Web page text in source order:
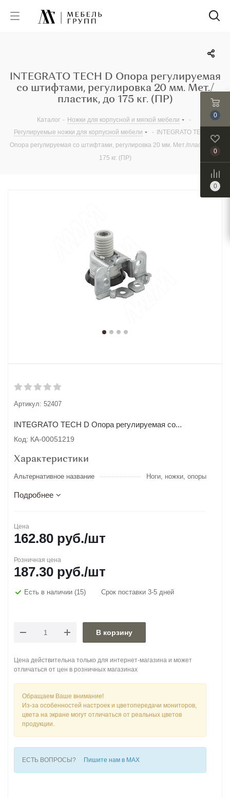
INTEGRATO TECH D Опора регулируемая
со штифтами, регулировка 20 мм. Мет./
пластик, до 175 кг. (ПР)
Каталог - Ножки для корпусной и мягкой мебели
-
Регулируемые ножки для корпусной мебели
-
INTEGRATO TECH D
Опора регулируемая со штифтами, регулировка 20 мм. Мет./пластик, до
175 кг. (ПР)
Артикул: 52407
INTEGRATO TECH D Опора регулируемая со...
Код: КА-00051219
Характеристики
Альтернативное название Ноги, ножки, опоры
Подробнее
Цена
162.80 руб./шт
Розничная цена
187.30 руб./шт
Есть в наличии (15) Срок поставки 3-5 дней
В корзину
Цена действительна только для интернет-магазина и может
отличаться от цен в розничных магазинах
Обращаем Ваше внимание!
Из-за особенностей настроек и цветопередачи мониторов,
цвета на экране могут отличаться от реальных цветов
продукции.
ЕСТЬ ВОПРОСЫ? Пишите нам в MAX
0
0
0